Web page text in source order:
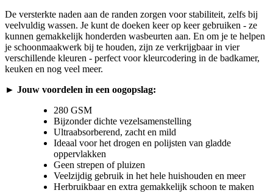
De versterkte naden aan de randen zorgen voor stabiliteit, zelfs bij
veelvuldig wassen. Je kunt de doeken keer op keer gebruiken - ze
kunnen gemakkelijk honderden wasbeurten aan. En om je te helpen
je schoonmaakwerk bij te houden, zijn ze verkrijgbaar in vier
verschillende kleuren - perfect voor kleurcodering in de badkamer,
keuken en nog veel meer.
► Jouw voordelen in een oogopslag:
280 GSM
Bijzonder dichte vezelsamenstelling
Ultraabsorberend, zacht en mild
Ideaal voor het drogen en polijsten van gladde
oppervlakken
Geen strepen of pluizen
Veelzijdig gebruik in het hele huishouden en meer
Herbruikbaar en extra gemakkelijk schoon te maken